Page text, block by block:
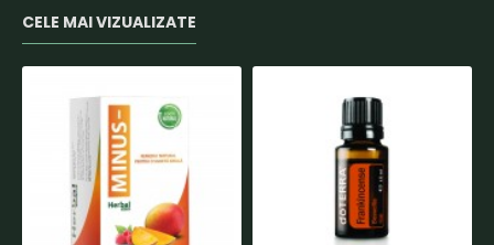
CELE MAI VIZUALIZATE